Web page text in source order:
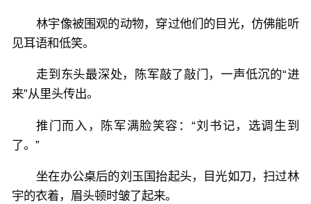
林宇像被围观的动物，穿过他们的目光，仿佛能听
见耳语和低笑。
走到东头最深处，陈军敲了敲门，一声低沉的“进
来”从里头传出。
推门而入，陈军满脸笑容：“刘书记，选调生到
了。”
坐在办公桌后的刘玉国抬起头，目光如刀，扫过林
宇的衣着，眉头顿时皱了起来。